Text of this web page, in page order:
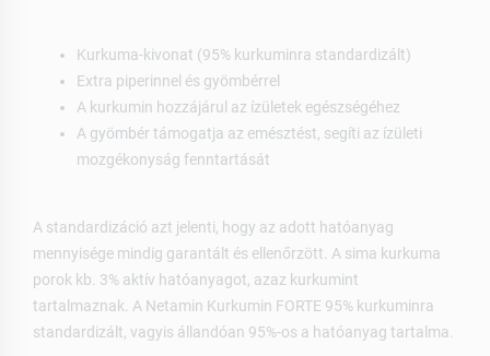
Kurkuma-kivonat (95% kurkuminra standardizált)
Extra piperinnel és gyömbérrel
A kurkumin hozzájárul az ízületek egészségéhez
A gyömbér támogatja az emésztést, segíti az ízületi
mozgékonyság fenntartását
A standardizáció azt jelenti, hogy az adott hatóanyag
mennyisége mindig garantált és ellenőrzött. A sima kurkuma
porok kb. 3% aktív hatóanyagot, azaz kurkumint
tartalmaznak. A Netamin Kurkumin FORTE 95% kurkuminra
standardizált, vagyis állandóan 95%-os a hatóanyag tartalma.